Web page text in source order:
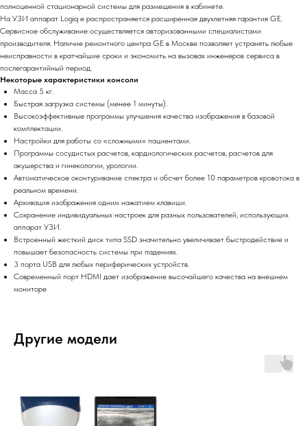
полноценной стационарной системы для размещения в кабинете.
На УЗИ аппарат Logiq e распространяется расширенная двухлетняя гарантия GE.
Сервисное обслуживание осуществляется авторизованными специалистами
производителя. Наличие ремонтного центра GE в Москве позволяет устранять любые
неисправности в кратчайшие сроки и экономить на вызовах инженеров сервиса в
послегарантийный период.
Некоторые характеристики консоли
Масса 5 кг.
Быстрая загрузка системы (менее 1 минуты).
Высокоэффективные программы улучшения качества изображения в базовой
комплектации.
Настройки для работы со «сложными» пациентами.
Программы сосудистых расчетов, кардиологических расчетов, расчетов для
акушерства и гинекологии, урологии.
Автоматическое оконтуривание спектра и обсчет более 10 параметров кровотока в
реальном времени.
Архивация изображения одним нажатием клавиши.
Сохранение индивидуальных настроек для разных пользователей, использующих
аппарат УЗИ.
Встроенный жесткий диск типа SSD значительно увеличивает быстродействие и
повышает безопасность системы при падениях.
3 порта USB для любых периферических устройств.
Современный порт HDMI дает изображение высочайшего качества на внешнем
мониторе
Другие модели